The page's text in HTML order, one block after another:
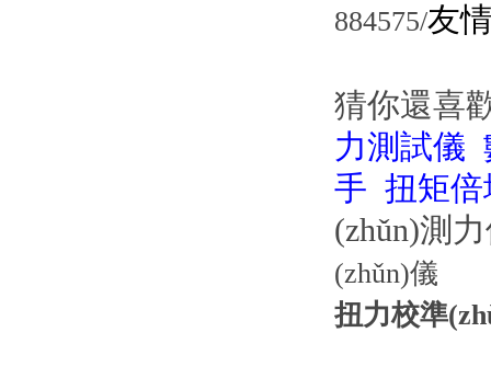
884575/友
猜你還喜
力測試儀
手 扭矩
(zhǔn)測
(zhǔn)儀
扭力校準